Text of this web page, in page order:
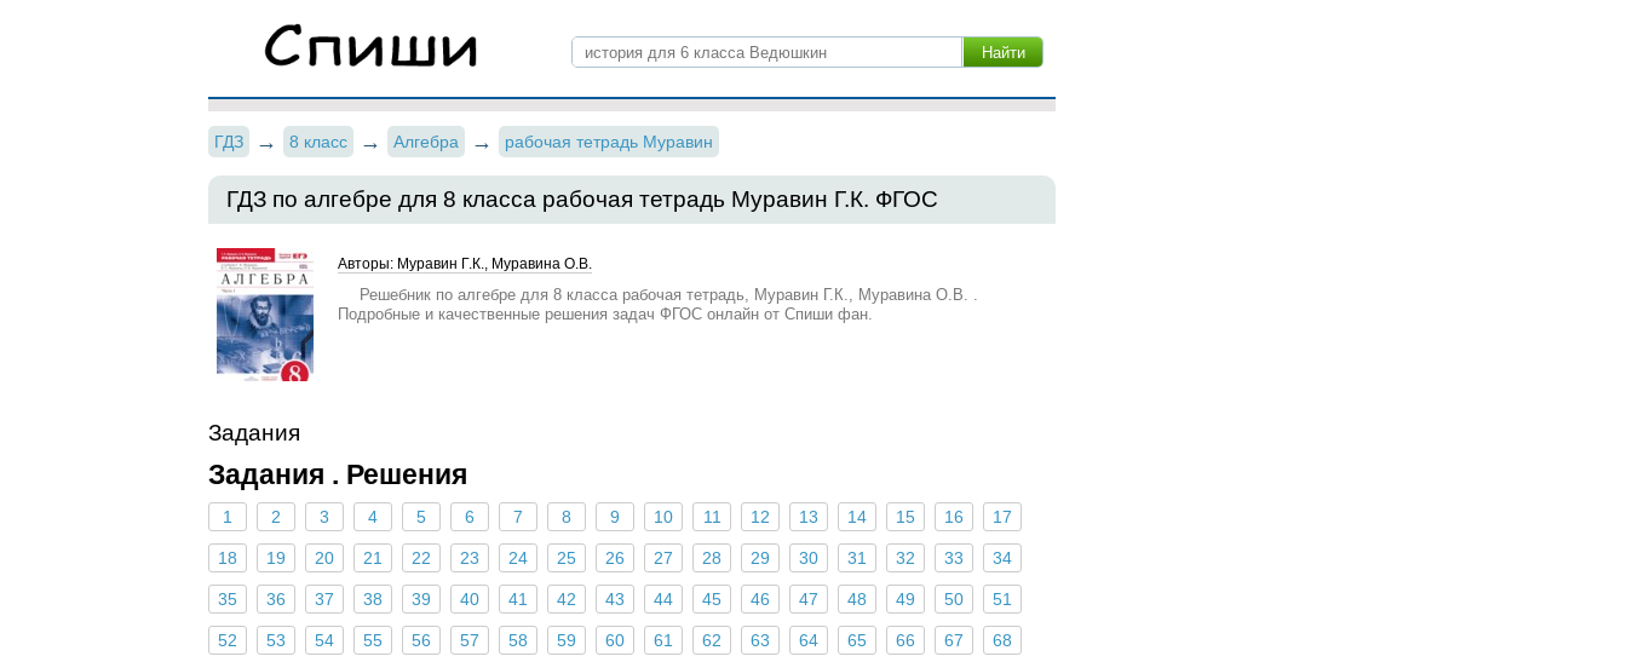
ГДЗ 8 класс Алгебра рабочая тетрадь Муравин
ГДЗ по алгебре для 8 класса рабочая тетрадь Муравин Г.К. ФГОС
Авторы: Муравин Г.К., Муравина О.В.
Решебник по алгебре для 8 класса рабочая тетрадь, Муравин Г.К., Муравина О.В. .
Подробные и качественные решения задач ФГОС онлайн от Спиши фан.
Задания
Задания . Решения
1 2 3 4 5 6 7 8 9 10 11 12 13 14 15 16 17
18 19 20 21 22 23 24 25 26 27 28 29 30 31 32 33 34
35 36 37 38 39 40 41 42 43 44 45 46 47 48 49 50 51
52 53 54 55 56 57 58 59 60 61 62 63 64 65 66 67 68